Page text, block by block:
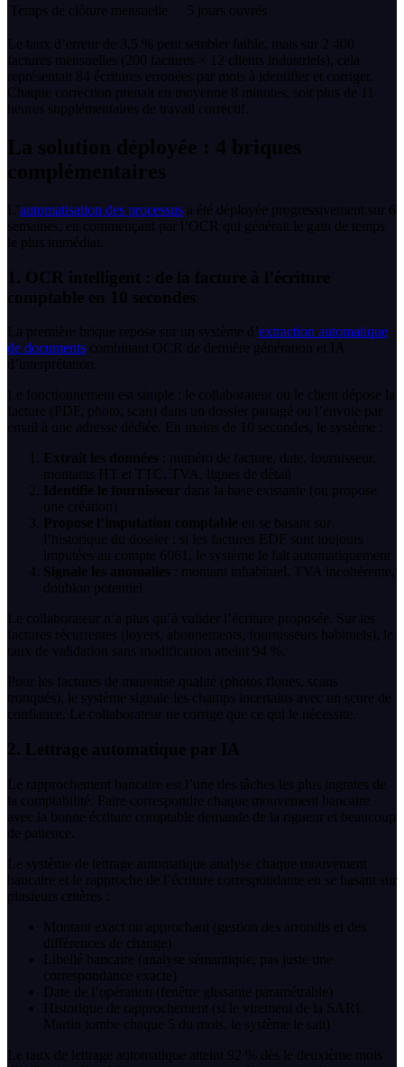
Temps de clôture mensuelle
5 jours ouvrés
Le taux d’erreur de 3,5 % peut sembler faible, mais sur 2 400
factures mensuelles (200 factures × 12 clients industriels), cela
représentait 84 écritures erronées par mois à identifier et corriger.
Chaque correction prenait en moyenne 8 minutes, soit plus de 11
heures supplémentaires de travail correctif.
La solution déployée : 4 briques
complémentaires
L’automatisation des processus a été déployée progressivement sur 6
semaines, en commençant par l’OCR qui générait le gain de temps
le plus immédiat.
1. OCR intelligent : de la facture à l’écriture
comptable en 10 secondes
La première brique repose sur un système d’extraction automatique
de documents combinant OCR de dernière génération et IA
d’interprétation.
Le fonctionnement est simple : le collaborateur ou le client dépose la
facture (PDF, photo, scan) dans un dossier partagé ou l’envoie par
email à une adresse dédiée. En moins de 10 secondes, le système :
Extrait les données : numéro de facture, date, fournisseur,
montants HT et TTC, TVA, lignes de détail
Identifie le fournisseur dans la base existante (ou propose
une création)
Propose l’imputation comptable en se basant sur
l’historique du dossier : si les factures EDF sont toujours
imputées au compte 6061, le système le fait automatiquement
Signale les anomalies : montant inhabituel, TVA incohérente,
doublon potentiel
Le collaborateur n’a plus qu’à valider l’écriture proposée. Sur les
factures récurrentes (loyers, abonnements, fournisseurs habituels), le
taux de validation sans modification atteint 94 %.
Pour les factures de mauvaise qualité (photos floues, scans
tronqués), le système signale les champs incertains avec un score de
confiance. Le collaborateur ne corrige que ce qui le nécessite.
2. Lettrage automatique par IA
Le rapprochement bancaire est l’une des tâches les plus ingrates de
la comptabilité. Faire correspondre chaque mouvement bancaire
avec la bonne écriture comptable demande de la rigueur et beaucoup
de patience.
Le système de lettrage automatique analyse chaque mouvement
bancaire et le rapproche de l’écriture correspondante en se basant sur
plusieurs critères :
Montant exact ou approchant (gestion des arrondis et des
différences de change)
Libellé bancaire (analyse sémantique, pas juste une
correspondance exacte)
Date de l’opération (fenêtre glissante paramétrable)
Historique de rapprochement (si le virement de la SARL
Martin tombe chaque 5 du mois, le système le sait)
Le taux de lettrage automatique atteint 92 % dès le deuxième mois